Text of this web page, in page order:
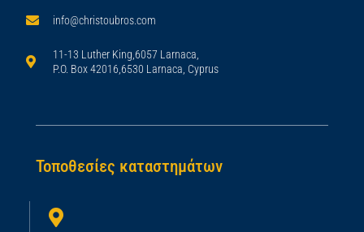
info@christoubros.com
11-13 Luther King,6057 Larnaca,
P.O. Box 42016,6530 Larnaca, Cyprus
Τοποθεσίες καταστημάτων